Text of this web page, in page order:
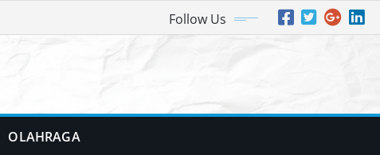
Follow Us
OLAHRAGA